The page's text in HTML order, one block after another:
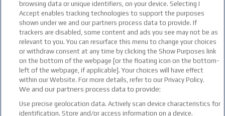
browsing data or unique identifiers, on your device. Selecting I
Accept enables tracking technologies to support the purposes
shown under we and our partners process data to provide. If
trackers are disabled, some content and ads you see may not be as
relevant to you. You can resurface this menu to change your choices
or withdraw consent at any time by clicking the Show Purposes link
on the bottom of the webpage [or the floating icon on the bottom-
left of the webpage, if applicable]. Your choices will have effect
within our Website. For more details, refer to our Privacy Policy.
We and our partners process data to provide:
Use precise geolocation data. Actively scan device characteristics for
identification. Store and/or access information on a device.